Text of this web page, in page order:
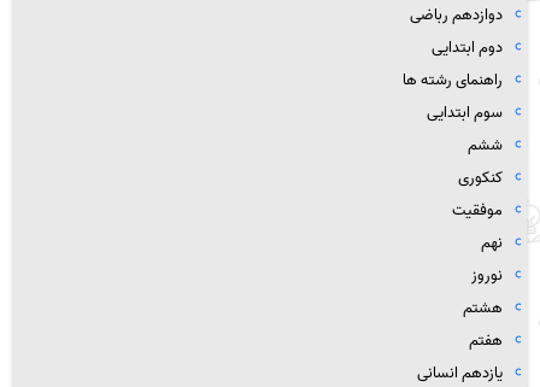
دوازدهم رباضی
دوم ابتدایی
راهنمای رشته ها
سوم ابتدایی
ششم
کنکوری
موفقیت
نهم
نوروز
هشتم
هفتم
یازدهم انسانی